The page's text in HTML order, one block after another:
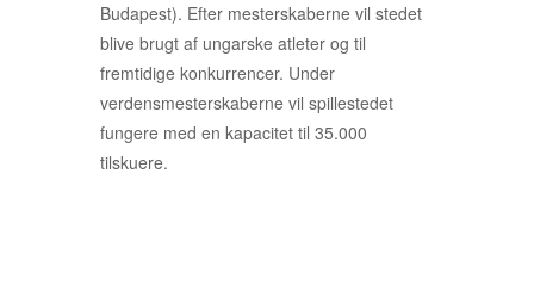
Budapest). Efter mesterskaberne vil stedet
blive brugt af ungarske atleter og til
fremtidige konkurrencer. Under
verdensmesterskaberne vil spillestedet
fungere med en kapacitet til 35.000
tilskuere.